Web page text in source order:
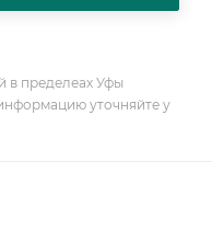
в пределеах Уфы
уточняйте у